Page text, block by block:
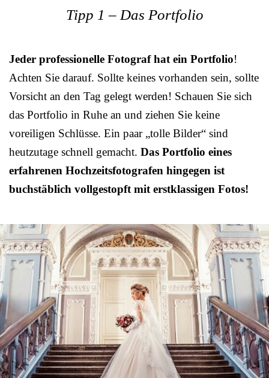
Tipp 1 – Das Portfolio
Jeder professionelle Fotograf hat ein Portfolio!
Achten Sie darauf. Sollte keines vorhanden sein, sollte
Vorsicht an den Tag gelegt werden! Schauen Sie sich
das Portfolio in Ruhe an und ziehen Sie keine
voreiligen Schlüsse. Ein paar „tolle Bilder“ sind
heutzutage schnell gemacht. Das Portfolio eines
erfahrenen Hochzeitsfotografen hingegen ist
buchstäblich vollgestopft mit erstklassigen Fotos!